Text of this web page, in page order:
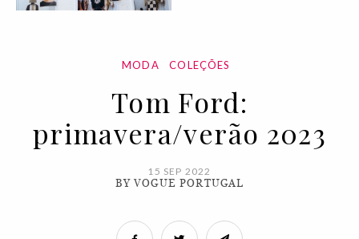
MODA COLEÇÕES
Tom Ford:
primavera/verão 2023
15 SEP 2022
BY VOGUE PORTUGAL